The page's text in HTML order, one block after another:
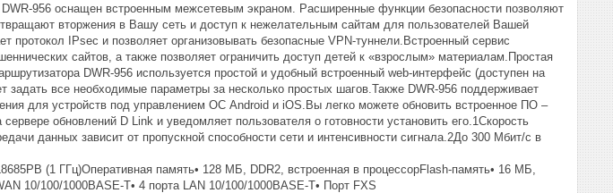
956 оснащен встроенным межсетевым экраном. Расширенные функции безопасности позволяют
вторжения в Вашу сеть и доступ к нежелательным сайтам для пользователей Вашей
протокол IPsec и позволяет организовывать безопасные VPN-туннели.Встроенный сервис
сайтов, а также позволяет ограничить доступ детей к «взрослым» материалам.Простая
DWR-956 используется простой и удобный встроенный web-интерфейс (доступен на
задать все необходимые параметры за несколько простых шагов.Также DWR-956 поддерживает
для устройств под управлением ОС Android и iOS.Вы легко можете обновить встроенное ПО –
обновлений D Link и уведомляет пользователя о готовности установить его.1Скорость
данных зависит от пропускной способности сети и интенсивности сигнала.2До 300 Мбит/с в
(1 ГГц)Оперативная память• 128 MБ, DDR2, встроенная в процессорFlash-память• 16 МБ,
10/100/1000BASE-T• 4 порта LAN 10/100/1000BASE-T• Порт FXS